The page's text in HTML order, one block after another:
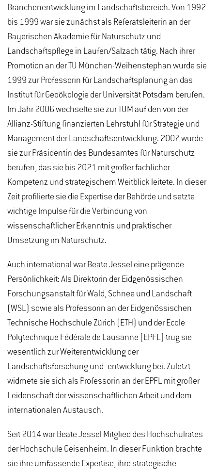
Branchenentwicklung im Landschaftsbereich. Von 1992
bis 1999 war sie zunächst als Referatsleiterin an der
Bayerischen Akademie für Naturschutz und
Landschaftspflege in Laufen/Salzach tätig. Nach ihrer
Promotion an der TU München-Weihenstephan wurde sie
1999 zur Professorin für Landschaftsplanung an das
Institut für Geoökologie der Universität Potsdam berufen.
Im Jahr 2006 wechselte sie zur TUM auf den von der
Allianz-Stiftung finanzierten Lehrstuhl für Strategie und
Management der Landschaftsentwicklung. 2007 wurde
sie zur Präsidentin des Bundesamtes für Naturschutz
berufen, das sie bis 2021 mit großer fachlicher
Kompetenz und strategischem Weitblick leitete. In dieser
Zeit profilierte sie die Expertise der Behörde und setzte
wichtige Impulse für die Verbindung von
wissenschaftlicher Erkenntnis und praktischer
Umsetzung im Naturschutz.
Auch international war Beate Jessel eine prägende
Persönlichkeit: Als Direktorin der Eidgenössischen
Forschungsanstalt für Wald, Schnee und Landschaft
(WSL) sowie als Professorin an der Eidgenössischen
Technische Hochschule Zürich (ETH) und der Ecole
Polytechnique Fédérale de Lausanne (EPFL) trug sie
wesentlich zur Weiterentwicklung der
Landschaftsforschung und -entwicklung bei. Zuletzt
widmete sie sich als Professorin an der EPFL mit großer
Leidenschaft der wissenschaftlichen Arbeit und dem
internationalen Austausch.
Seit 2014 war Beate Jessel Mitglied des Hochschulrates
der Hochschule Geisenheim. In dieser Funktion brachte
sie ihre umfassende Expertise, ihre strategische